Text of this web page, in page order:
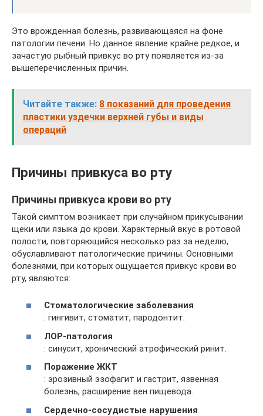
Это врожденная болезнь, развивающаяся на фоне
патологии печени. Но данное явление крайне редкое, и
зачастую рыбный привкус во рту появляется из-за
вышеперечисленных причин.
Читайте также: 8 показаний для проведения
пластики уздечки верхней губы и виды
операций
Причины привкуса во рту
Причины привкуса крови во рту
Такой симптом возникает при случайном прикусывании
щеки или языка до крови. Характерный вкус в ротовой
полости, повторяющийся несколько раз за неделю,
обуславливают патологические причины. Основными
болезнями, при которых ощущается привкус крови во
рту, являются:
Стоматологические заболевания
: гингивит, стоматит, пародонтит.
ЛОР-патология
: синусит, хронический атрофический ринит.
Поражение ЖКТ
: эрозивный эзофагит и гастрит, язвенная
болезнь, расширение вен пищевода.
Сердечно-сосудистые нарушения